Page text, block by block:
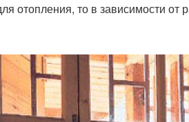
отопления, то в зависимости